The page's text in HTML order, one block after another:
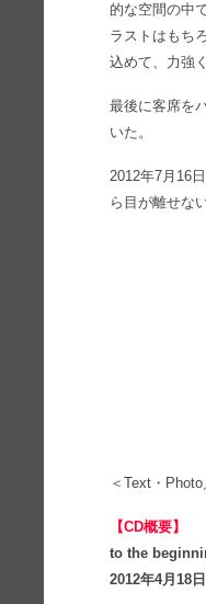
的な空間の中
ラストはもち
込めて、力強
最後に客席を
いた。
2012年7月16
ら目が離せな
＜Text・
【CD概要】
to the
2012年4月18